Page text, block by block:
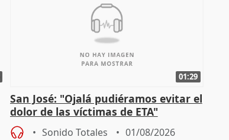
01:29
San José: "Ojalá pudiéramos evitar el
dolor de las víctimas de ETA"
Sonido Totales 01/08/2026